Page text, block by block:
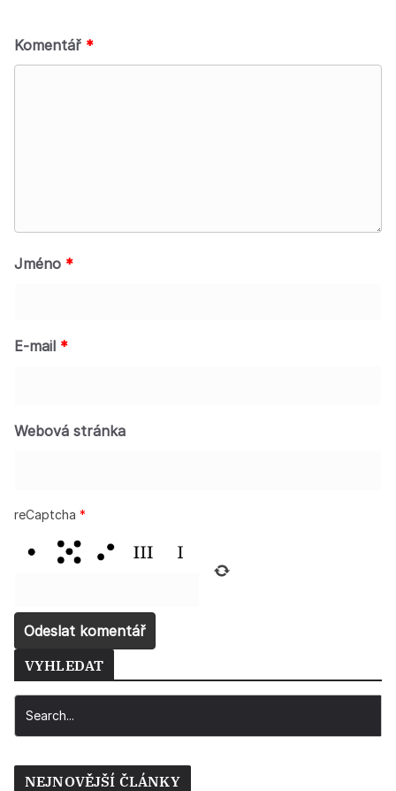
Komentář *
Jméno *
E-mail *
Webová stránka
reCaptcha *
VYHLEDAT
NEJNOVĚJŠÍ ČLÁNKY